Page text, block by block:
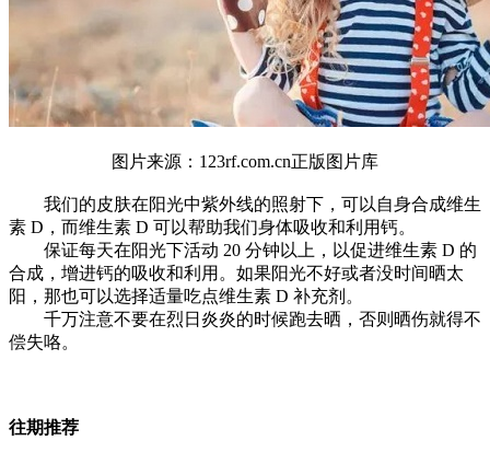
图片来源：123rf.com.cn正版图片库
我们的皮肤在阳光中紫外线的照射下，可以自身合成维生
素 D，而维生素 D 可以帮助我们身体吸收和利用钙。
保证每天在阳光下活动 20 分钟以上，以促进维生素 D 的
合成，增进钙的吸收和利用。如果阳光不好或者没时间晒太
阳，那也可以选择适量吃点维生素 D 补充剂。
千万注意不要在烈日炎炎的时候跑去晒，否则晒伤就得不
偿失咯。
往期推荐